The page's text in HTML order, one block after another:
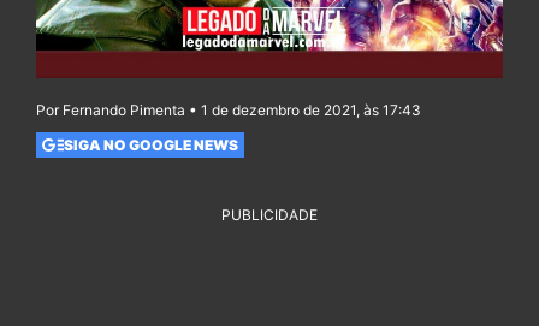
Por Fernando Pimenta • 1 de dezembro de 2021, às 17:43
SIGA NO GOOGLE NEWS
PUBLICIDADE